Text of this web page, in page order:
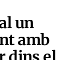
un
amb